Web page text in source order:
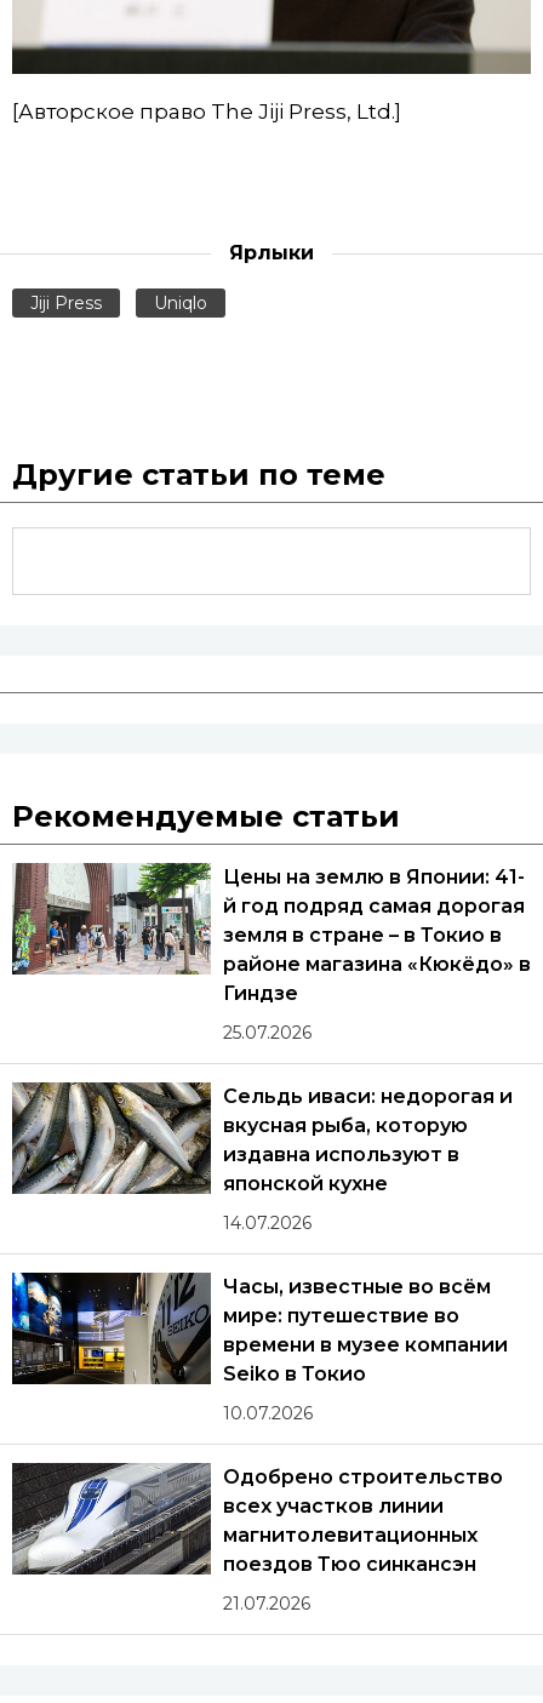
[Авторское право The Jiji Press, Ltd.]
Ярлыки
Jiji Press Uniqlo
Другие статьи по теме
Рекомендуемые статьи
Цены на землю в Японии: 41-
й год подряд самая дорогая
земля в стране – в Токио в
районе магазина «Кюкёдо» в
Гиндзе
25.07.2026
Сельдь иваси: недорогая и
вкусная рыба, которую
издавна используют в
японской кухне
14.07.2026
Часы, известные во всём
мире: путешествие во
времени в музее компании
Seiko в Токио
10.07.2026
Одобрено строительство
всех участков линии
магнитолевитационных
поездов Тюо синкансэн
21.07.2026